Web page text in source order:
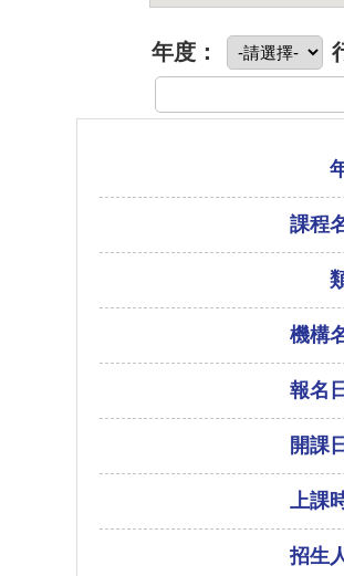
年度：
課程
機構
報名
開課
上課
招生